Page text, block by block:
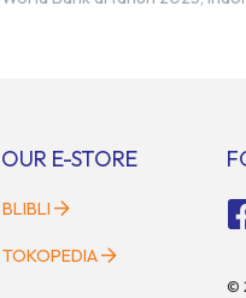
sektor strategis. Kebutuhan
OUR E-STORE
BLIBLI
TOKOPEDIA
©